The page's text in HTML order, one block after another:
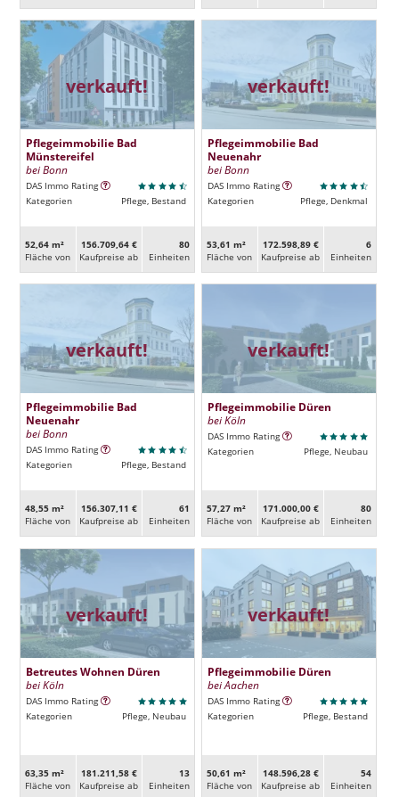
verkauft!
Pflegeimmobilie Bad
Münstereifel
bei Bonn
DAS Immo Rating
Kategorien
Pflege, Bestand
52,64 m²
Fläche von
156.709,64 €
Kaufpreise ab
80
Ein­heiten
verkauft!
Pflegeimmobilie Bad
Neuenahr
bei Bonn
DAS Immo Rating
Kategorien
Pflege, Denkmal
53,61 m²
Fläche von
172.598,89 €
Kaufpreise ab
6
Ein­heiten
verkauft!
Pflegeimmobilie Bad
Neuenahr
bei Bonn
DAS Immo Rating
Kategorien
Pflege, Bestand
48,55 m²
Fläche von
156.307,11 €
Kaufpreise ab
61
Ein­heiten
verkauft!
Pflegeimmobilie Düren
bei Köln
DAS Immo Rating
Kategorien
Pflege, Neubau
57,27 m²
Fläche von
171.000,00 €
Kaufpreise ab
80
Ein­heiten
verkauft!
Betreutes Wohnen Düren
bei Köln
DAS Immo Rating
Kategorien
Pflege, Neubau
63,35 m²
Fläche von
181.211,58 €
Kaufpreise ab
13
Ein­heiten
verkauft!
Pflegeimmobilie Düren
bei Aachen
DAS Immo Rating
Kategorien
Pflege, Bestand
50,61 m²
Fläche von
148.596,28 €
Kaufpreise ab
54
Ein­heiten